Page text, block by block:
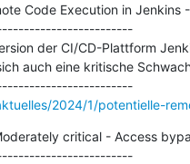
Code Execution in Jenkins
der CI/CD-Plattform
auch eine kritische
---------------------------------------------
2024/1/potentielle-
critical - Access
---------------------------------------------